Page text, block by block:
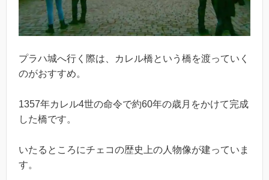
プラハ城へ行く際は、カレル橋という橋を渡っていく
のがおすすめ。
1357年カレル4世の命令で約60年の歳月をかけて完成
した橋です。
いたるところにチェコの歴史上の人物像が建っていま
す。